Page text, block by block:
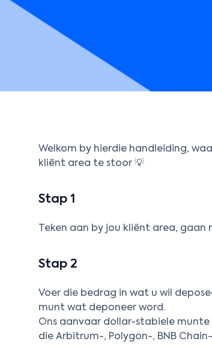
Welkom by hierdie handleiding,
kliënt area te stoor 💡
Stap 1
Teken aan by jou kliënt area, gaan
Stap 2
Voer die bedrag in wat u wil
munt wat deponeer word.
Ons aanvaar dollar-stabiele munte
die Arbitrum-, Polygon-, BNB